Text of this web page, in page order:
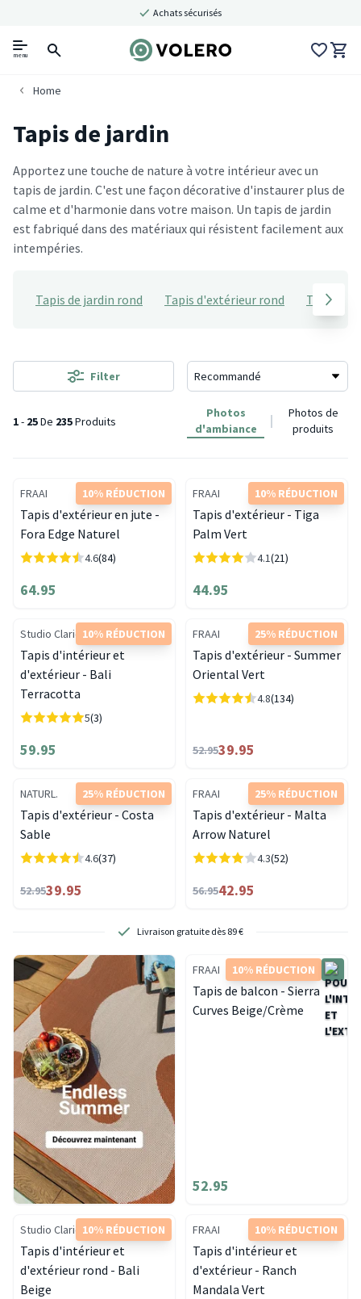
Achats sécurisés
menu
Home
Tapis de jardin
Apportez une touche de nature à votre intérieur avec un
tapis de jardin. C'est une façon décorative d'instaurer plus de
calme et d'harmonie dans votre maison. Un tapis de jardin
est fabriqué dans des matériaux qui résistent facilement aux
intempéries.
Tapis de jardin rond Tapis d'extérieur rond Tapis de
1- 25De 235Produits
Filter
Photos
d'ambiance
Photos de
produits
10% RÉDUCTION
FRAAI
Tapis d'extérieur en jute -
Fora Edge Naturel
4.6(84)
64.95
10% RÉDUCTION
FRAAI
Tapis d'extérieur - Tiga
Palm Vert
4.1(21)
44.95
10% RÉDUCTION
Studio Clarice
Tapis d'intérieur et
d'extérieur - Bali
Terracotta
5(3)
59.95
25% RÉDUCTION
FRAAI
Tapis d'extérieur - Summer
Oriental Vert
4.8(134)
52.9539.95
25% RÉDUCTION
NATURL.
Tapis d'extérieur - Costa
Sable
4.6(37)
52.9539.95
25% RÉDUCTION
FRAAI
Tapis d'extérieur - Malta
Arrow Naturel
4.3(52)
56.9542.95
Livraison gratuite dès 89 €
10% RÉDUCTION
FRAAI
Tapis de balcon - Sierra
Curves Beige/Crème
52.95
10% RÉDUCTION
Studio Clarice
Tapis d'intérieur et
d'extérieur rond - Bali
Beige
10% RÉDUCTION
FRAAI
Tapis d'intérieur et
d'extérieur - Ranch
Mandala Vert